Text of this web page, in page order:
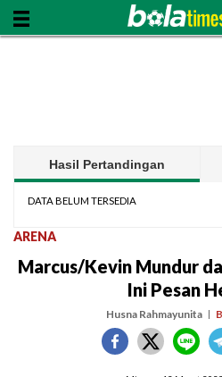
Hasil Pertandingan
DATA BELUM TERSEDIA
ARENA
Marcus/Kevin Mundur
Ini Pesan
Husna Rahmayunita